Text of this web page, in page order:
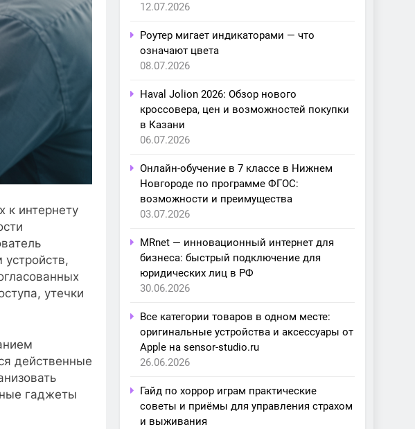
к интернету
утечки
действенные
гаджеты
12.07.2026
Роутер мигает индикаторами — что
означают цвета
08.07.2026
Haval Jolion 2026: Обзор нового
кроссовера, цен и возможностей покупки
в Казани
06.07.2026
Онлайн-обучение в 7 классе в Нижнем
Новгороде по программе ФГОС:
возможности и преимущества
03.07.2026
MRnet — инновационный интернет для
бизнеса: быстрый подключение для
юридических лиц в РФ
30.06.2026
Все категории товаров в одном месте:
оригинальные устройства и аксессуары от
Apple на sensor-studio.ru
26.06.2026
Гайд по хоррор играм практические
советы и приёмы для управления страхом
и выживания